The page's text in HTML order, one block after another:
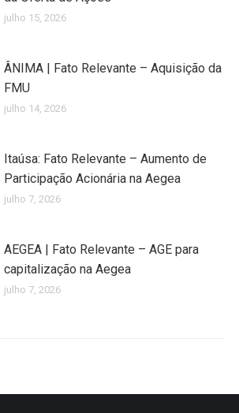
julho 15, 2026
ÂNIMA | Fato Relevante – Aquisição da
FMU
julho 14, 2026
Itaúsa: Fato Relevante – Aumento de
Participação Acionária na Aegea
julho 7, 2026
AEGEA | Fato Relevante – AGE para
capitalização na Aegea
julho 7, 2026